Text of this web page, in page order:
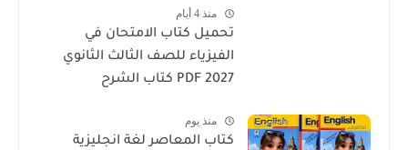
منذ 4 أيام
تحميل كتاب الامتحان في
الفيزياء للصف الثالث الثانوي
2027 PDF كتاب الشرح
منذ يوم
كتاب المعاصر لغة انجليزية